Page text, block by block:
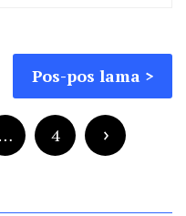
Pos-pos lama
… 4